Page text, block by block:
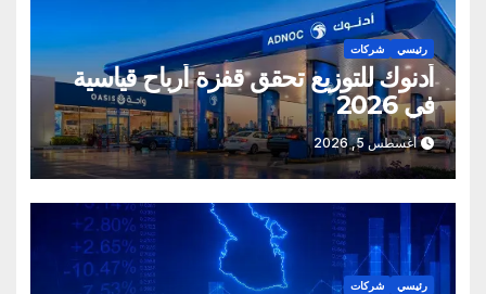
رئيسي شركات
أدنوك للتوزيع تحقق قفزة أرباح قياسية
في 2026
أغسطس 5, 2026
رئيسي شركات